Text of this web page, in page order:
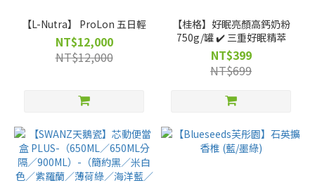
【L-Nutra】 ProLon 五日輕
NT$12,000
NT$12,000
【桂格】好眠亮顏高鈣奶粉
750g/罐 ✔️ 三重好眠精萃
NT$399
NT$699